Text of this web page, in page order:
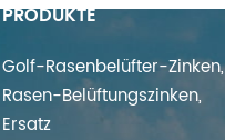
PRODUKTE
Golf-Rasenbelüfter-Zinken,
Rasen-Belüftungszinken,
Ersatz